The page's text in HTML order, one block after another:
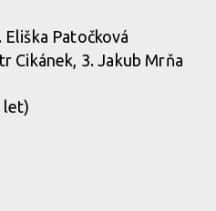
Eliška Patočková
Cikánek, 3. Jakub Mrňa
let)